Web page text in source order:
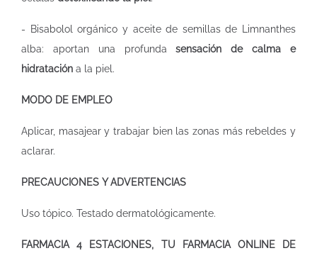
- Bisabolol orgánico y aceite de semillas de Limnanthes
alba: aportan una profundasensación de calma e
hidratación a la piel.
MODO DE EMPLEO
Aplicar, masajear y trabajar bien las zonas más rebeldes y
aclarar.
PRECAUCIONES Y ADVERTENCIAS
Uso tópico. Testado dermatológicamente.
FARMACIA 4 ESTACIONES, TU FARMACIA ONLINE DE